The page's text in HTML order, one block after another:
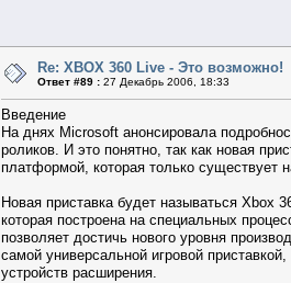
Re: XBOX 360 Live - Это возможно!
Ответ #89 : 27 Декабрь 2006, 18:33
Введение
На днях Microsoft анонсировала
роликов. И это понятно, так как новая
платформой, которая только существует
Новая приставка будет называться Xbox
которая построена на специальных
позволяет достичь нового уровня
самой универсальной игровой
устройств расширения.